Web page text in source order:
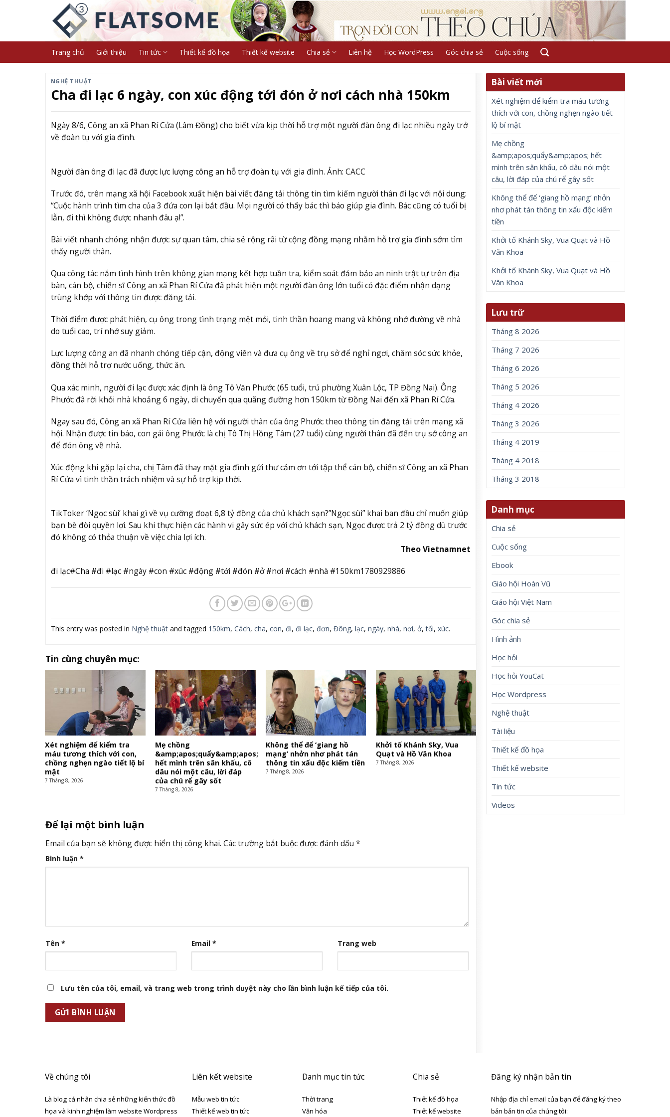
Trang chủ Giới thiệu Tin tức Thiết kế đồ họa Thiết kế website Chia sẻ Liên hệ Học WordPress Góc chia sẻ Cuộc sống
NGHỆ THUẬT
Cha đi lạc 6 ngày, con xúc động tới đón ở nơi cách nhà 150km
Ngày 8/6, Công an xã Phan Rí Cửa (Lâm Đồng) cho biết vừa kịp thời hỗ trợ một người đàn ông đi lạc nhiều ngày trở
về đoàn tụ với gia đình.
Người đàn ông đi lạc đã được lực lượng công an hỗ trợ đoàn tụ với gia đình. Ảnh: CACC
Trước đó, trên mạng xã hội Facebook xuất hiện bài viết đăng tải thông tin tìm kiếm người thân đi lạc với nội dung:
“Cuộc hành trình tìm cha của 3 đứa con lại bắt đầu. Mọi người có thấy bác thì báo giúp gia đình. Bác cũng có tuổi bị
lẫn, đi thì không được nhanh đâu ạ!”.
Bài viết nhanh chóng nhận được sự quan tâm, chia sẻ rộng rãi từ cộng đồng mạng nhằm hỗ trợ gia đình sớm tìm
thấy người thân.
Qua công tác nắm tình hình trên không gian mạng kết hợp tuần tra, kiểm soát đảm bảo an ninh trật tự trên địa
bàn, cán bộ, chiến sĩ Công an xã Phan Rí Cửa đã phát hiện một người đàn ông lớn tuổi có đặc điểm nhận dạng
trùng khớp với thông tin được đăng tải.
Thời điểm được phát hiện, cụ ông trong tình trạng mệt mỏi, tinh thần hoang mang và không nhớ đường về nhà
do tuổi cao, trí nhớ suy giảm.
Lực lượng công an đã nhanh chóng tiếp cận, động viên và đưa cụ ông về trụ sở để nghỉ ngơi, chăm sóc sức khỏe,
đồng thời hỗ trợ nước uống, thức ăn.
Qua xác minh, người đi lạc được xác định là ông Tô Văn Phước (65 tuổi, trú phường Xuân Lộc, TP Đồng Nai). Ông
Phước đã rời khỏi nhà khoảng 6 ngày, di chuyển qua quãng đường hơn 150km từ Đồng Nai đến xã Phan Rí Cửa.
Ngay sau đó, Công an xã Phan Rí Cửa liên hệ với người thân của ông Phước theo thông tin đăng tải trên mạng xã
hội. Nhận được tin báo, con gái ông Phước là chị Tô Thị Hồng Tâm (27 tuổi) cùng người thân đã đến trụ sở công an
để đón ông về nhà.
Xúc động khi gặp lại cha, chị Tâm đã thay mặt gia đình gửi thư cảm ơn tới tập thể cán bộ, chiến sĩ Công an xã Phan
Rí Cửa vì tinh thần trách nhiệm và sự hỗ trợ kịp thời.
TikToker ‘Ngọc sùi’ khai gì về vụ cưỡng đoạt 6,8 tỷ đồng của chủ khách sạn?”Ngọc sùi” khai ban đầu chỉ muốn giúp
bạn bè đòi quyền lợi. Sau khi thực hiện các hành vi gây sức ép với chủ khách sạn, Ngọc được trả 2 tỷ đồng dù trước
đó không có thỏa thuận về việc chia lợi ích.
Theo Vietnamnet
đi lạc#Cha #đi #lạc #ngày #con #xúc #động #tới #đón #ở #nơi #cách #nhà #150km1780929886
This entry was posted in Nghệ thuậtand tagged 150km, Cách, cha, con, đi, đi lạc, đơn, Đông, lạc, ngày, nhà, nơi, ở,tối, xúc.
Tin cùng chuyên mục:
Xét nghiệm để kiểm tra
máu tương thích với con,
chồng nghẹn ngào tiết lộ bí
mật
7 Tháng 8, 2026
Mẹ chồng
&amp;apos;quẩy&amp;apos;
hết mình trên sân khấu, cô
dâu nói một câu, lời đáp
của chú rể gây sốt
7 Tháng 8, 2026
Không thể để ‘giang hồ
mạng’ nhởn nhơ phát tán
thông tin xấu độc kiếm tiền
7 Tháng 8, 2026
Khởi tố Khánh Sky, Vua
Quạt và Hồ Văn Khoa
7 Tháng 8, 2026
Để lại một bình luận
Email của bạn sẽ không được hiển thị công khai. Các trường bắt buộc được đánh dấu *
Bình luận *
Tên * Email * Trang web
Lưu tên của tôi, email, và trang web trong trình duyệt này cho lần bình luận kế tiếp của tôi.
Bài viết mới
Xét nghiệm để kiểm tra máu tương
thích với con, chồng nghẹn ngào tiết
lộ bí mật
Mẹ chồng
&amp;apos;quẩy&amp;apos; hết
mình trên sân khấu, cô dâu nói một
câu, lời đáp của chú rể gây sốt
Không thể để ‘giang hồ mạng’ nhởn
nhơ phát tán thông tin xấu độc kiếm
tiền
Khởi tố Khánh Sky, Vua Quạt và Hồ
Văn Khoa
Khởi tố Khánh Sky, Vua Quạt và Hồ
Văn Khoa
Lưu trữ
Tháng 8 2026
Tháng 7 2026
Tháng 6 2026
Tháng 5 2026
Tháng 4 2026
Tháng 3 2026
Tháng 4 2019
Tháng 4 2018
Tháng 3 2018
Danh mục
Chia sẻ
Cuộc sống
Ebook
Giáo hội Hoàn Vũ
Giáo hội Việt Nam
Góc chia sẻ
Hình ảnh
Học hỏi
Học hỏi YouCat
Học Wordpress
Nghệ thuật
Tài liệu
Thiết kế đồ họa
Thiết kế website
Tin tức
Videos
Về chúng tôi
Là blog cá nhân chia sẻ những kiến thức đồ
họa và kinh nghiệm làm website Wordpress
Liên kết website
Mẫu web tin tức
Thiết kế web tin tức
Danh mục tin tức
Thời trang
Văn hóa
Chia sẻ
Thiết kế đồ họa
Thiết kế website
Đăng ký nhận bản tin
Nhập địa chỉ email của bạn để đăng ký theo
bản bản tin của chúng tôi: